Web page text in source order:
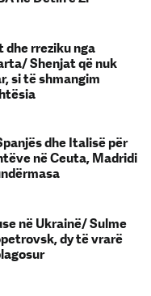
dhe rreziku nga
Shenjat që nuk
si të shmangim
dhe Italisë për
në Ceuta, Madridi
në Ukrainë/ Sulme
dy të vrarë